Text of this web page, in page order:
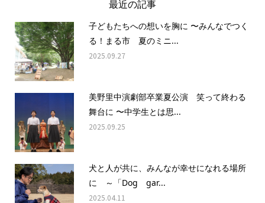
最近の記事
子どもたちへの想いを胸に 〜みんなでつく
る！まる市 夏のミニ...
2025.09.27
美野里中演劇部卒業夏公演 笑って終わる
舞台に 〜中学生とは思...
2025.09.25
犬と人が共に、みんなが幸せになれる場所
に ～「Dog gar...
2025.04.11